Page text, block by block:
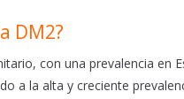
DM2?
con una prevalencia en
a la alta y creciente